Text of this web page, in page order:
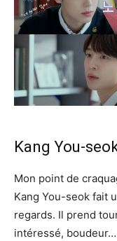
Kang You-
Mon point de
Kang You-seok fait
regards. Il prend
intéressé, boudeur…